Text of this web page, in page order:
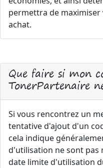
permettra de
achat.
Que faire si mon
TonerPartenaire
Si vous rencontrez un
tentative d'ajout d'un
cela indique
d'utilisation ne sont pas
date limite d'utilisation